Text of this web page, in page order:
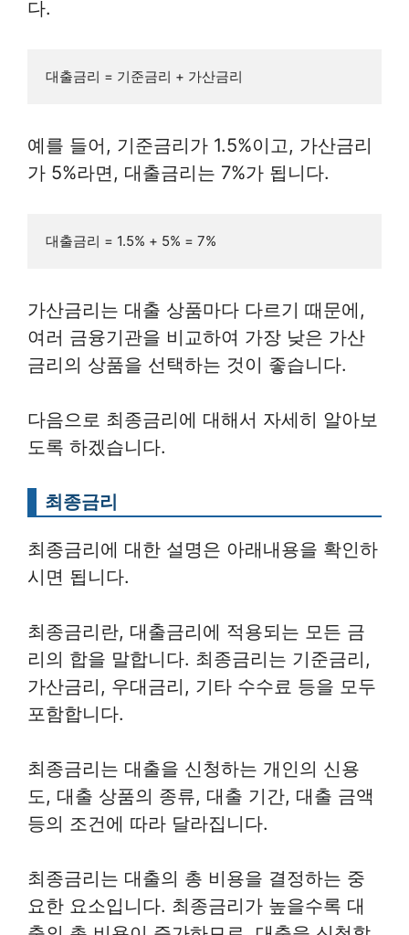
다.
예를 들어, 기준금리가 1.5%이고, 가산금리
가 5%라면, 대출금리는 7%가 됩니다.
가산금리는 대출 상품마다 다르기 때문에,
여러 금융기관을 비교하여 가장 낮은 가산
금리의 상품을 선택하는 것이 좋습니다.
다음으로 최종금리에 대해서 자세히 알아보
도록 하겠습니다.
최종금리
최종금리에 대한 설명은 아래내용을 확인하
시면 됩니다.
최종금리란, 대출금리에 적용되는 모든 금
리의 합을 말합니다. 최종금리는 기준금리,
가산금리, 우대금리, 기타 수수료 등을 모두
포함합니다.
최종금리는 대출을 신청하는 개인의 신용
도, 대출 상품의 종류, 대출 기간, 대출 금액
등의 조건에 따라 달라집니다.
최종금리는 대출의 총 비용을 결정하는 중
요한 요소입니다. 최종금리가 높을수록 대